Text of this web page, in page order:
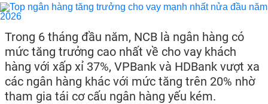
Trong 6 tháng đầu năm, NCB là ngân hàng có
mức tăng trưởng cao nhất về cho vay khách
hàng với xấp xỉ 37%, VPBank và HDBank vượt xa
các ngân hàng khác với mức tăng trên 20% nhờ
tham gia tái cơ cấu ngân hàng yếu kém.